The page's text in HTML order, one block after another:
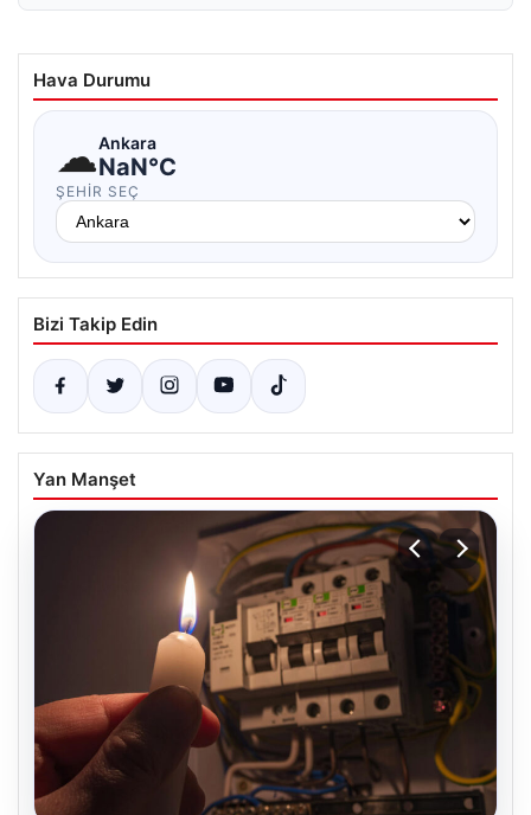
Hava Durumu
☁Ankara
NaN°C
ŞEHIR SEÇ
Bizi Takip Edin
Yan Manşet